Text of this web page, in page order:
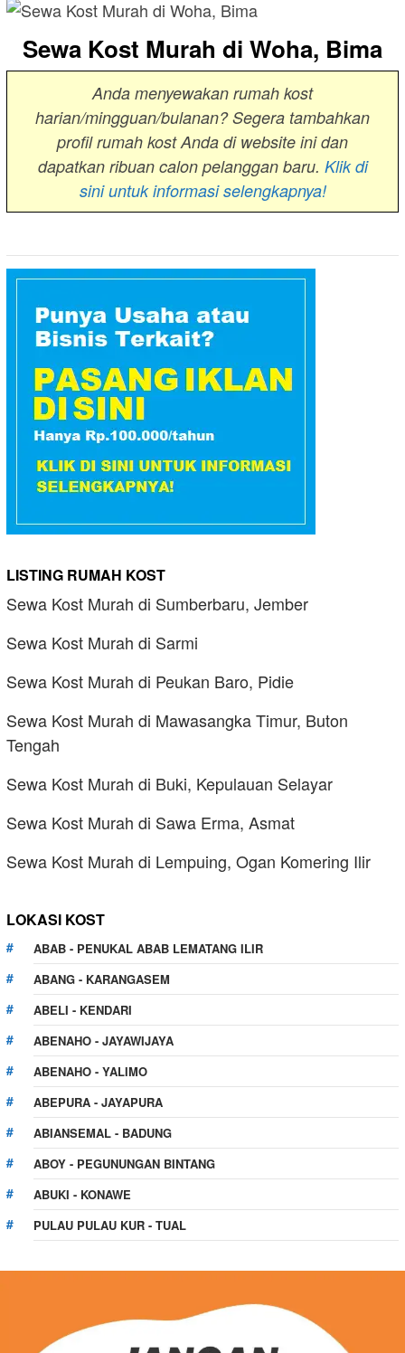
Sewa Kost Murah di Woha, Bima
Anda menyewakan rumah kost
harian/mingguan/bulanan? Segera tambahkan
profil rumah kost Anda di website ini dan
dapatkan ribuan calon pelanggan baru. Klik di
sini untuk informasi selengkapnya!
LISTING RUMAH KOST
Sewa Kost Murah di Sumberbaru, Jember
Sewa Kost Murah di Sarmi
Sewa Kost Murah di Peukan Baro, Pidie
Sewa Kost Murah di Mawasangka Timur, Buton
Tengah
Sewa Kost Murah di Buki, Kepulauan Selayar
Sewa Kost Murah di Sawa Erma, Asmat
Sewa Kost Murah di Lempuing, Ogan Komering Ilir
LOKASI KOST
ABAB - PENUKAL ABAB LEMATANG ILIR
ABANG - KARANGASEM
ABELI - KENDARI
ABENAHO - JAYAWIJAYA
ABENAHO - YALIMO
ABEPURA - JAYAPURA
ABIANSEMAL - BADUNG
ABOY - PEGUNUNGAN BINTANG
ABUKI - KONAWE
PULAU PULAU KUR - TUAL